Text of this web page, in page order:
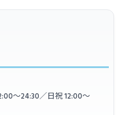
〜24:30／日祝 12:00〜